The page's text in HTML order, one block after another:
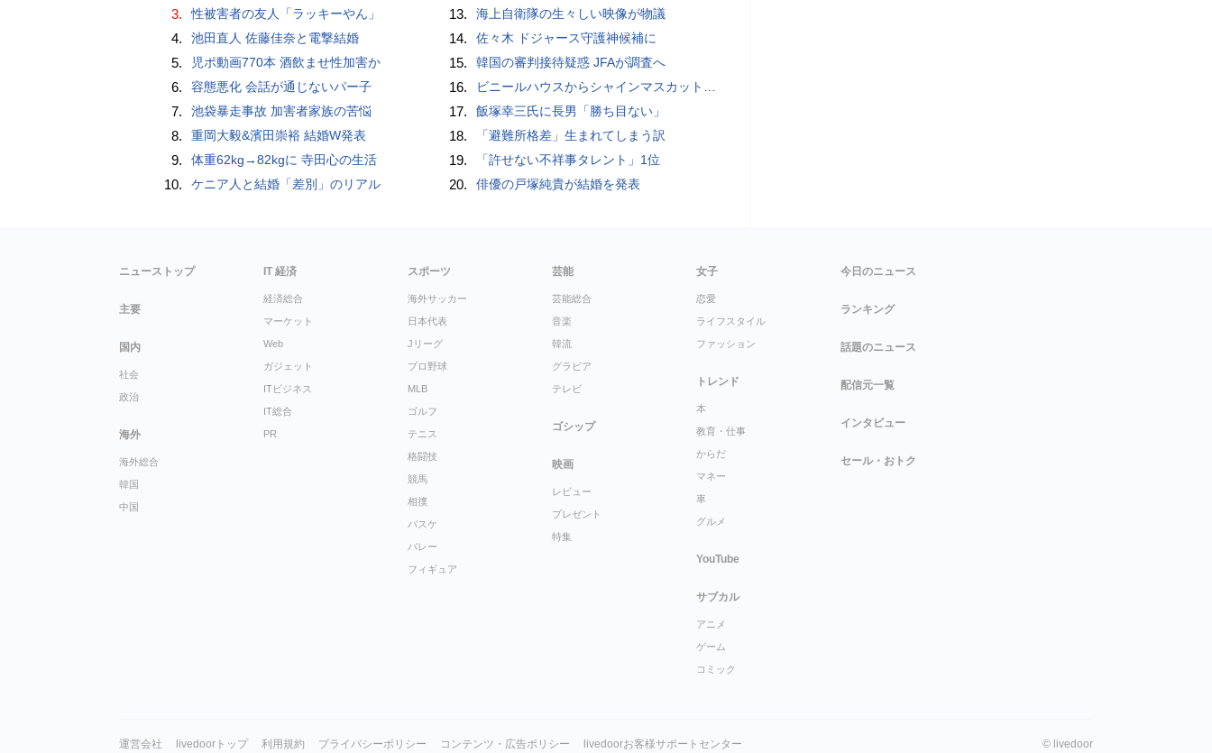
3. 性被害者の友人「ラッキーやん」
4. 池田直人 佐藤佳奈と電撃結婚
5. 児ポ動画770本 酒飲ませ性加害か
6. 容態悪化 会話が通じないパー子
7. 池袋暴走事故 加害者家族の苦悩
8. 重岡大毅&濱田崇裕 結婚W発表
9. 体重62kg→82kgに 寺田心の生活
10. ケニア人と結婚「差別」のリアル
13. 海上自衛隊の生々しい映像が物議
14. 佐々木 ドジャース守護神候補に
15. 韓国の審判接待疑惑 JFAが調査へ
16. ビニールハウスからシャインマスカット約200房を盗んだ疑い ネットで販売か 無職の男（42）逮捕 岡山県警
17. 飯塚幸三氏に長男「勝ち目ない」
18. 「避難所格差」生まれてしまう訳
19. 「許せない不祥事タレント」1位
20. 俳優の戸塚純貴が結婚を発表
ニューストップ
主要
国内
社会
政治
海外
海外総合
韓国
中国
IT 経済
経済総合
マーケット
Web
ガジェット
ITビジネス
IT総合
PR
スポーツ
海外サッカー
日本代表
Jリーグ
プロ野球
MLB
ゴルフ
テニス
格闘技
競馬
相撲
バスケ
バレー
フィギュア
芸能
芸能総合
音楽
韓流
グラビア
テレビ
ゴシップ
映画
レビュー
プレゼント
特集
女子
恋愛
ライフスタイル
ファッション
トレンド
本
教育・仕事
からだ
マネー
車
グルメ
YouTube
サブカル
アニメ
ゲーム
コミック
今日のニュース
ランキング
話題のニュース
配信元一覧
インタビュー
セール・おトク
運営会社 livedoorトップ 利用規約 プライバシーポリシー コンテンツ・広告ポリシー livedoorお客様サポートセンター © livedoor